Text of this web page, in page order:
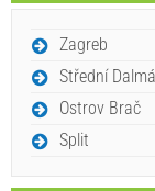
Zagreb
Střední
Ostrov Brač
Split